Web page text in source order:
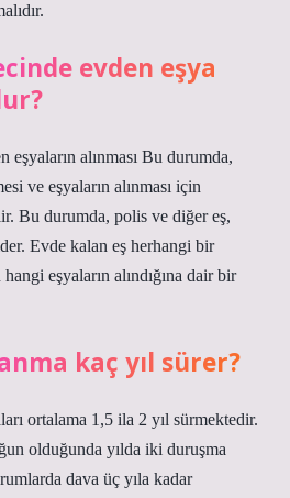
evden eşya
eşyaların alınması Bu durumda,
ve eşyaların alınması için
Bu durumda, polis ve diğer eş,
Evde kalan eş herhangi bir
eşyaların alındığına dair bir
kaç yıl sürer?
ortalama 1,5 ila 2 yıl sürmektedir.
olduğunda yılda iki duruşma
dava üç yıla kadar